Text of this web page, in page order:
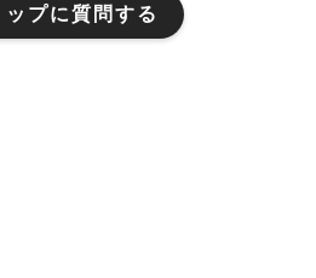
ップに質問する